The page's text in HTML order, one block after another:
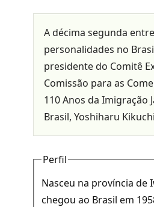
A décima segunda
personalidades no
presidente do Comitê
Comissão para as
110 Anos da Imigração
Brasil, Yoshiharu
Perfil
Nasceu na província de
chegou ao Brasil em